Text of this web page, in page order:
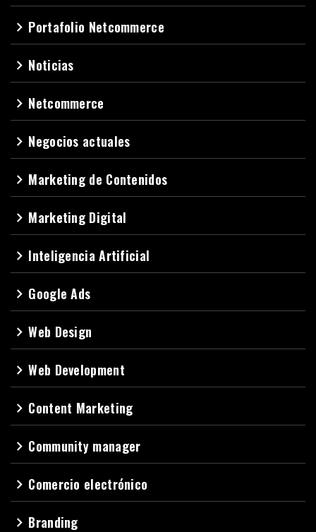
navigate_next Portafolio Netcommerce
navigate_next Noticias
navigate_next Netcommerce
navigate_next Negocios actuales
navigate_next Marketing de Contenidos
navigate_next Marketing Digital
navigate_next Inteligencia Artificial
navigate_next Google Ads
navigate_nextWeb Design
navigate_nextWeb Development
navigate_next Content Marketing
navigate_next Community manager
navigate_next Comercio electrónico
navigate_next Branding